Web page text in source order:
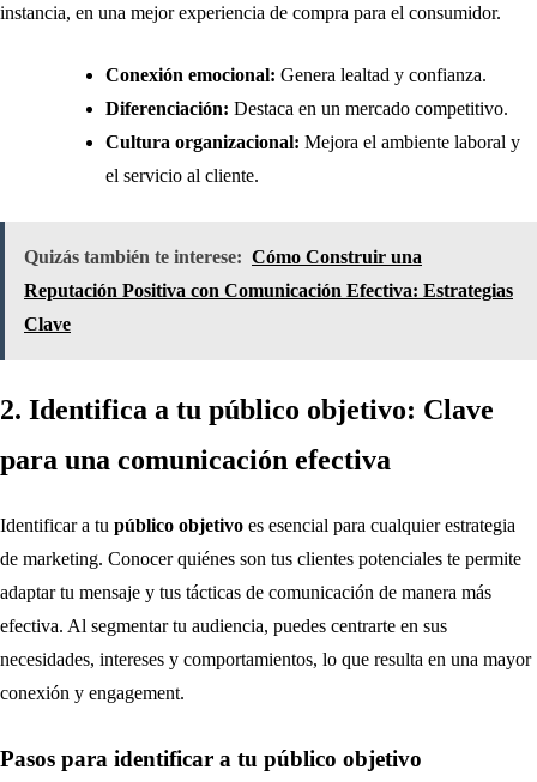
instancia, en una mejor experiencia de compra para el consumidor.
Conexión emocional: Genera lealtad y confianza.
Diferenciación: Destaca en un mercado competitivo.
Cultura organizacional: Mejora el ambiente laboral y
el servicio al cliente.
Quizás también te interese: Cómo Construir una
Reputación Positiva con Comunicación Efectiva: Estrategias
Clave
2. Identifica a tu público objetivo: Clave
para una comunicación efectiva
Identificar a tu público objetivo es esencial para cualquier estrategia
de marketing. Conocer quiénes son tus clientes potenciales te permite
adaptar tu mensaje y tus tácticas de comunicación de manera más
efectiva. Al segmentar tu audiencia, puedes centrarte en sus
necesidades, intereses y comportamientos, lo que resulta en una mayor
conexión y engagement.
Pasos para identificar a tu público objetivo